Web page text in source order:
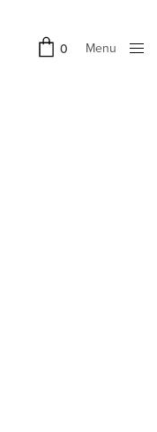
0
Menu